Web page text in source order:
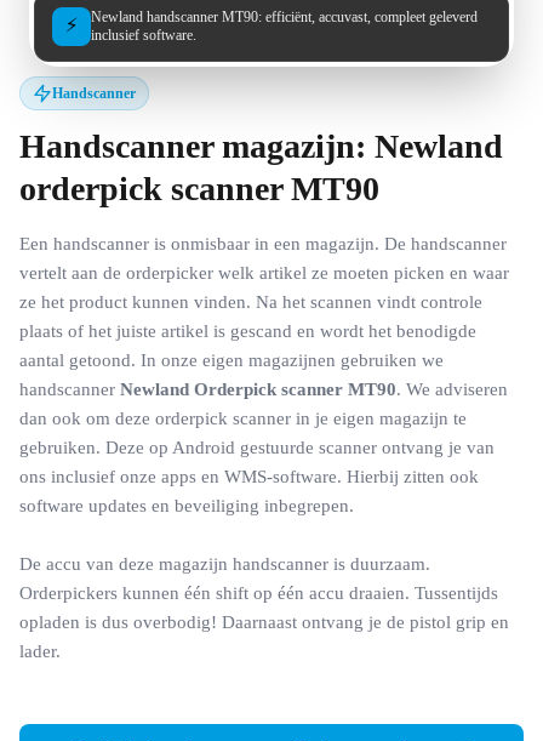
⚡
Newland handscanner MT90: efficiënt, accuvast, compleet geleverd
inclusief software.
Handscanner
Handscanner magazijn: Newland
orderpick scanner MT90
Een handscanner is onmisbaar in een magazijn. De handscanner
vertelt aan de orderpicker welk artikel ze moeten picken en waar
ze het product kunnen vinden. Na het scannen vindt controle
plaats of het juiste artikel is gescand en wordt het benodigde
aantal getoond. In onze eigen magazijnen gebruiken we
handscanner Newland Orderpick scanner MT90. We adviseren
dan ook om deze orderpick scanner in je eigen magazijn te
gebruiken. Deze op Android gestuurde scanner ontvang je van
ons inclusief onze apps en WMS-software. Hierbij zitten ook
software updates en beveiliging inbegrepen.
De accu van deze magazijn handscanner is duurzaam.
Orderpickers kunnen één shift op één accu draaien. Tussentijds
opladen is dus overbodig! Daarnaast ontvang je de pistol grip en
lader.